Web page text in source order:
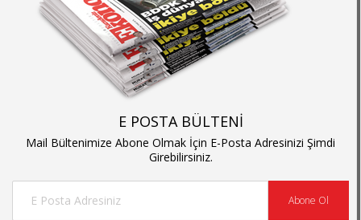
E POSTA BÜLTENİ
Mail Bültenimize Abone Olmak İçin E-Posta Adresinizi Şimdi
Girebilirsiniz.
Abone Ol